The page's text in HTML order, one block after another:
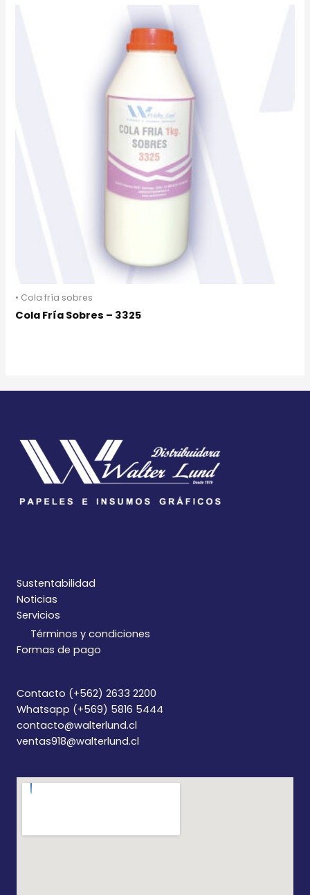
• Cola fría sobres
Cola Fría Sobres – 3325
Sustentabilidad
Noticias
Servicios
Términos y condiciones
Formas de pago
Contacto (+562) 2633 2200
Whatsapp (+569) 5816 5444
contacto@walterlund.cl
ventas918@walterlund.cl